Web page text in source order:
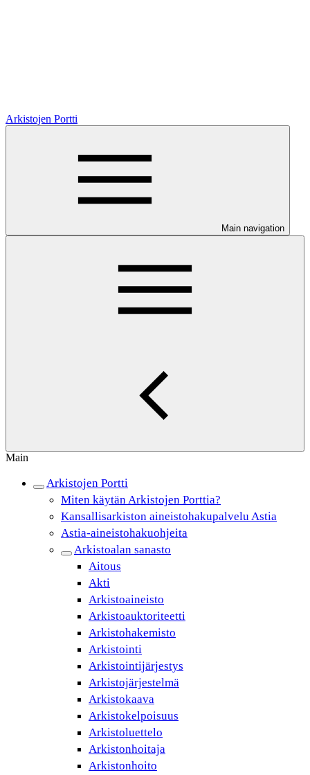
Arkistojen Portti
Main navigation
Main
Arkistojen Portti
Miten käytän Arkistojen Porttia?
Kansallisarkiston aineistohakupalvelu Astia
Astia-aineistohakuohjeita
Arkistoalan sanasto
Aitous
Akti
Arkistoaineisto
Arkistoauktoriteetti
Arkistohakemisto
Arkistointi
Arkistointijärjestys
Arkistojärjestelmä
Arkistokaava
Arkistokelpoisuus
Arkistoluettelo
Arkistonhoitaja
Arkistonhoito